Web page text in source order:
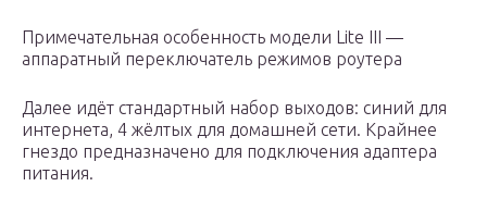
Примечательная особенность модели Lite III —
аппаратный переключатель режимов роутера
Далее идёт стандартный набор выходов: синий для
интернета, 4 жёлтых для домашней сети. Крайнее
гнездо предназначено для подключения адаптера
питания.